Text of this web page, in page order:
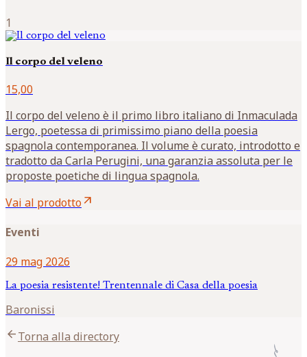
1
Il corpo del veleno
15,00
Il corpo del veleno è il primo libro italiano di Inmaculada
Lergo, poetessa di primissimo piano della poesia
spagnola contemporanea. Il volume è curato, introdotto e
tradotto da Carla Perugini, una garanzia assoluta per le
proposte poetiche di lingua spagnola.
Vai al prodottoarrow_outward
Eventi
29 mag 2026
La poesia resistente! Trentennale di Casa della poesia
Baronissi
arrow_backTorna alla directory